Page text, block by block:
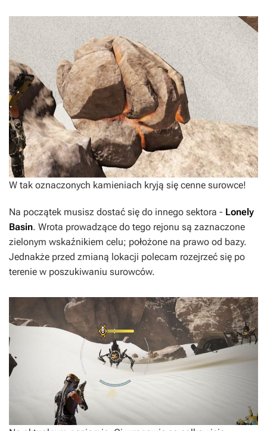
W tak oznaczonych kamieniach kryją się cenne surowce!
Na początek musisz dostać się do innego sektora - Lonely
Basin. Wrota prowadzące do tego rejonu są zaznaczone
zielonym wskaźnikiem celu; położone na prawo od bazy.
Jednakże przed zmianą lokacji polecam rozejrzeć się po
terenie w poszukiwaniu surowców.